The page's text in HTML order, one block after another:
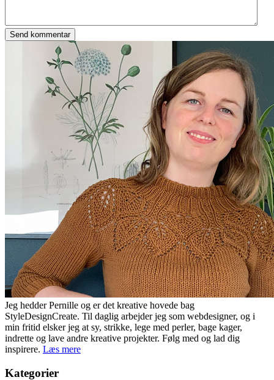
Jeg hedder Pernille og er det kreative hovede bag
StyleDesignCreate. Til daglig arbejder jeg som webdesigner, og i
min fritid elsker jeg at sy, strikke, lege med perler, bage kager,
indrette og lave andre kreative projekter. Følg med og lad dig
inspirere. Læs mere
Kategorier